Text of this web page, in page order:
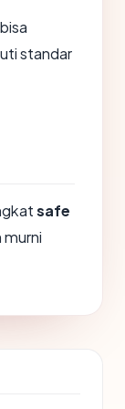
standar
safe
murni